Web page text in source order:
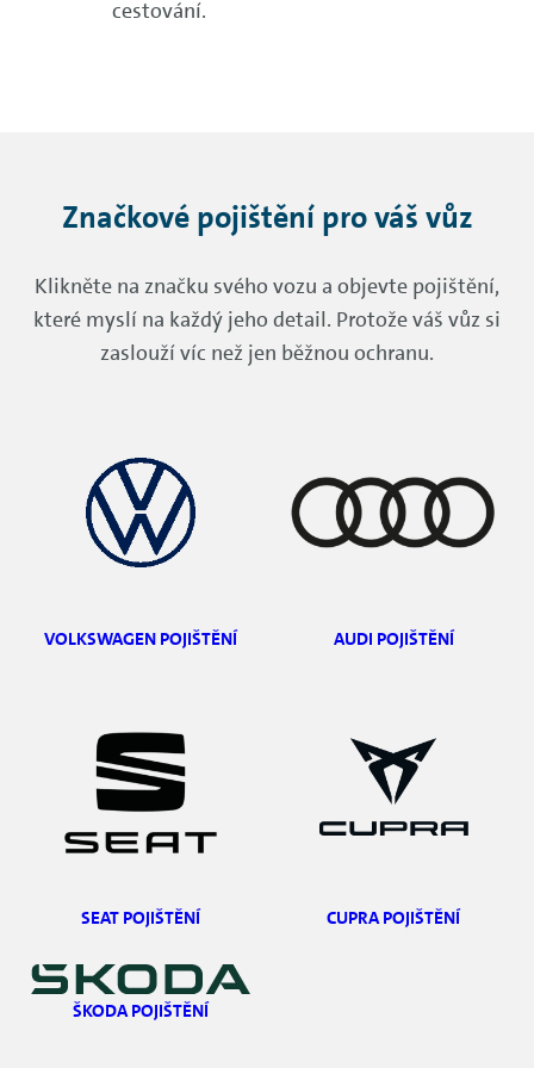
cestování.
Značkové pojištění pro váš vůz
Klikněte na značku svého vozu a objevte pojištění,
které myslí na každý jeho detail. Protože váš vůz si
zaslouží víc než jen běžnou ochranu.
VOLKSWAGEN POJIŠTĚNÍ AUDI POJIŠTĚNÍ
SEAT POJIŠTĚNÍ CUPRA POJIŠTĚNÍ
ŠKODA POJIŠTĚNÍ